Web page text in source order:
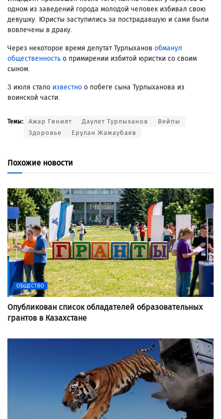
одном из заведений города молодой человек избивал свою
девушку. Юристы заступились за пострадавшую и сами были
вовлечены в драку.
Через некоторое время депутат Турлыханов обманул
общественность о примирении избитой юристки со своим
сыном.
3 июля стало известно о побеге сына Турлыханова из
воинской части.
Темы: Ажар Гиният Даулет Турлыханов
Вейпы
Здоровье
Ерулан Жамаубаев
Похожие новости
ОБЩЕСТВО
Опубликован список обладателей образовательных
грантов в Казахстане